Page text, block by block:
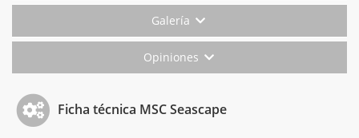
Galería
Opiniones
Ficha técnica MSC Seascape